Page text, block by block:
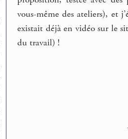
vous-même des ateliers), et
existait déjà en vidéo sur le
du travail) !